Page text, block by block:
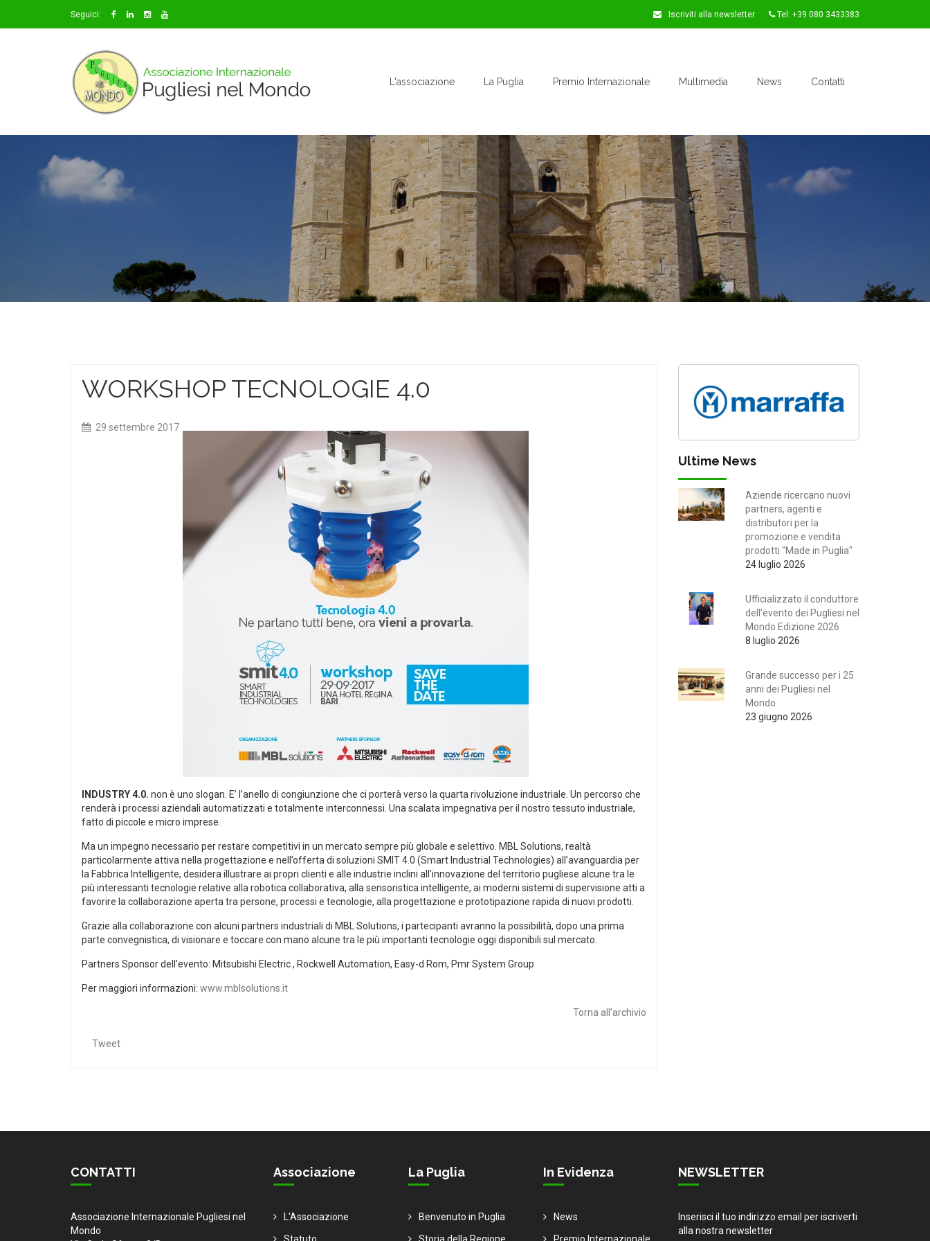
Seguici: Iscriviti alla newsletter Tel: +39 080 3433383
L'associazione La Puglia Premio Internazionale Multimedia News Contatti
WORKSHOP TECNOLOGIE 4.0
29 settembre 2017
INDUSTRY 4.0. non è uno slogan. E’ l’anello di congiunzione che ci porterà verso la quarta rivoluzione industriale. Un percorso che
renderà i processi aziendali automatizzati e totalmente interconnessi. Una scalata impegnativa per il nostro tessuto industriale,
fatto di piccole e micro imprese.
Ma un impegno necessario per restare competitivi in un mercato sempre più globale e selettivo. MBL Solutions, realtà
particolarmente attiva nella progettazione e nell’offerta di soluzioni SMIT 4.0 (Smart Industrial Technologies) all’avanguardia per
la Fabbrica Intelligente, desidera illustrare ai propri clienti e alle industrie inclini all’innovazione del territorio pugliese alcune tra le
più interessanti tecnologie relative alla robotica collaborativa, alla sensoristica intelligente, ai moderni sistemi di supervisione atti a
favorire la collaborazione aperta tra persone, processi e tecnologie, alla progettazione e prototipazione rapida di nuovi prodotti.
Grazie alla collaborazione con alcuni partners industriali di MBL Solutions, i partecipanti avranno la possibilità, dopo una prima
parte convegnistica, di visionare e toccare con mano alcune tra le più importanti tecnologie oggi disponibili sul mercato.
Partners Sponsor dell’evento: Mitsubishi Electric , Rockwell Automation, Easy-d Rom, Pmr System Group
Per maggiori informazioni: www.mblsolutions.it
Torna all'archivio
Tweet
Ultime News
Aziende ricercano nuovi
partners, agenti e
distributori per la
promozione e vendita
prodotti "Made in Puglia"
24 luglio 2026
Ufficializzato il conduttore
dell’evento dei Pugliesi nel
Mondo Edizione 2026
8 luglio 2026
Grande successo per i 25
anni dei Pugliesi nel
Mondo
23 giugno 2026
CONTATTI
Associazione Internazionale Pugliesi nel
Mondo
Associazione
L'Associazione
Statuto
La Puglia
Benvenuto in Puglia
Storia della Regione
In Evidenza
News
Premio Internazionale
NEWSLETTER
Inserisci il tuo indirizzo email per iscriverti
alla nostra newsletter